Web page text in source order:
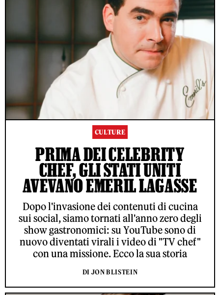
CULTURE
PRIMA DEI CELEBRITY
CHEF, GLI STATI UNITI
AVEVANO EMERIL LAGASSE
Dopo l'invasione dei contenuti di cucina
sui social, siamo tornati all'anno zero degli
show gastronomici: su YouTube sono di
nuovo diventati virali i video di "TV chef"
con una missione. Ecco la sua storia
DI JON BLISTEIN